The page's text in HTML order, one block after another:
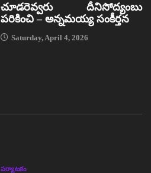
చూడరెవ్వరు దీనిసోద్యంబు
పరికించి – అన్నమయ్య సంకీర్తన
Saturday, April 4, 2026
పర్యాటకం